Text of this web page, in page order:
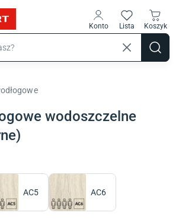
Konto Lista Koszyk
wodoszczelne
AC5 AC6